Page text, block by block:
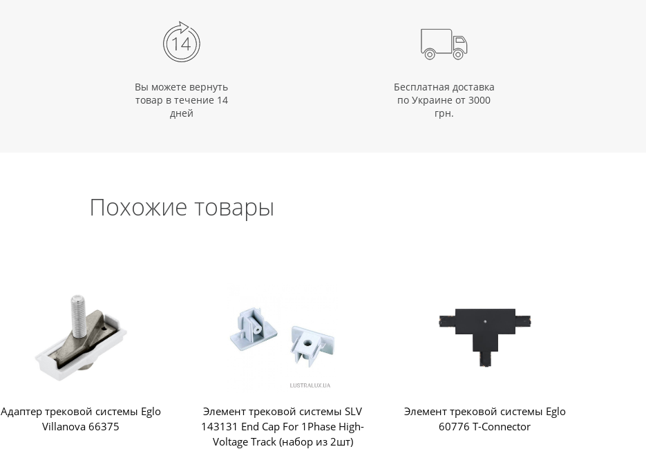
Вы можете вернуть
товар в течение 14
дней
Бесплатная доставка
по Украине от 3000
грн.
Похожие товары
Адаптер трековой системы Eglo
Villanova 66375
Элемент трековой системы SLV
143131 End Cap For 1Phase High-
Voltage Track (набор из 2шт)
Элемент трековой системы Eglo
60776 T-Connector